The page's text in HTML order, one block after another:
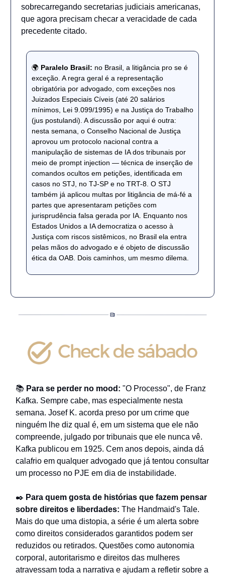
sobrecarregando secretarias judiciais americanas,
que agora precisam checar a veracidade de cada
precedente citado.
🌍 Paralelo Brasil: no Brasil, a litigância pro se é
exceção. A regra geral é a representação
obrigatória por advogado, com exceções nos
Juizados Especiais Cíveis (até 20 salários
mínimos, Lei 9.099/1995) e na Justiça do Trabalho
(jus postulandi). A discussão por aqui é outra:
nesta semana, o Conselho Nacional de Justiça
aprovou um protocolo nacional contra a
manipulação de sistemas de IA dos tribunais por
meio de prompt injection — técnica de inserção de
comandos ocultos em petições, identificada em
casos no STJ, no TJ-SP e no TRT-8. O STJ
também já aplicou multas por litigância de má-fé a
partes que apresentaram petições com
jurisprudência falsa gerada por IA. Enquanto nos
Estados Unidos a IA democratiza o acesso à
Justiça com riscos sistêmicos, no Brasil ela entra
pelas mãos do advogado e é objeto de discussão
ética da OAB. Dois caminhos, um mesmo dilema.
📚 Para se perder no mood: "O Processo", de Franz
Kafka. Sempre cabe, mas especialmente nesta
semana. Josef K. acorda preso por um crime que
ninguém lhe diz qual é, em um sistema que ele não
compreende, julgado por tribunais que ele nunca vê.
Kafka publicou em 1925. Cem anos depois, ainda dá
calafrio em qualquer advogado que já tentou consultar
um processo no PJE em dia de instabilidade.
✒️ Para quem gosta de histórias que fazem pensar
sobre direitos e liberdades: The Handmaid's Tale.
Mais do que uma distopia, a série é um alerta sobre
como direitos considerados garantidos podem ser
reduzidos ou retirados. Questões como autonomia
corporal, autoritarismo e direitos das mulheres
atravessam toda a narrativa e ajudam a refletir sobre a